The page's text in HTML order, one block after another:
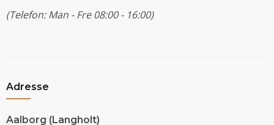
(Telefon: Man - Fre 08:00 - 16:00)
Adresse
Aalborg (Langholt)